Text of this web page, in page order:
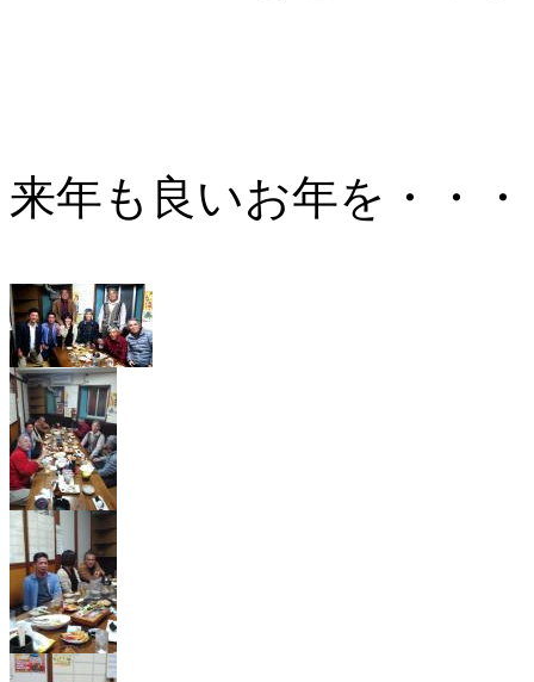
来年も良いお年を・・・